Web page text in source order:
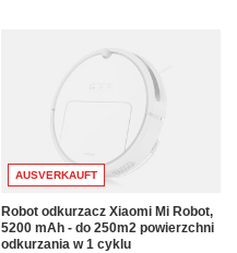
AUSVERKAUFT
Robot odkurzacz Xiaomi Mi Robot,
5200 mAh - do 250m2 powierzchni
odkurzania w 1 cyklu